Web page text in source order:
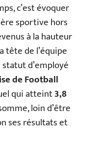
c’est évoquer
sportive hors
à la hauteur
tête de l’équipe
d’employé
de Football
qui atteint3,8
loin d’être
ses résultats et